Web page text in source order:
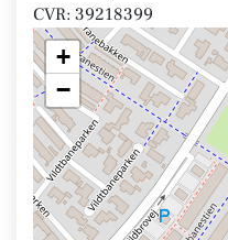
CVR: 39218399
+
−